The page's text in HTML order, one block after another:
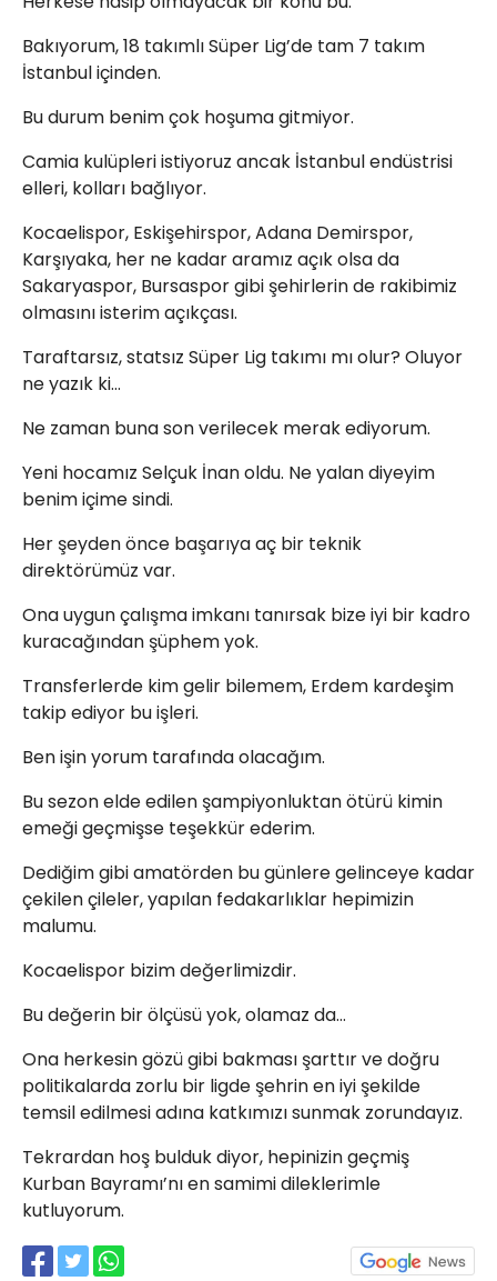
Bakıyorum, 18 takımlı Süper Lig’de tam 7 takım
İstanbul içinden.
Bu durum benim çok hoşuma gitmiyor.
Camia kulüpleri istiyoruz ancak İstanbul endüstrisi
elleri, kolları bağlıyor.
Kocaelispor, Eskişehirspor, Adana Demirspor,
Karşıyaka, her ne kadar aramız açık olsa da
Sakaryaspor, Bursaspor gibi şehirlerin de rakibimiz
olmasını isterim açıkçası.
Taraftarsız, statsız Süper Lig takımı mı olur? Oluyor
ne yazık ki…
Ne zaman buna son verilecek merak ediyorum.
Yeni hocamız Selçuk İnan oldu. Ne yalan diyeyim
benim içime sindi.
Her şeyden önce başarıya aç bir teknik
direktörümüz var.
Ona uygun çalışma imkanı tanırsak bize iyi bir kadro
kuracağından şüphem yok.
Transferlerde kim gelir bilemem, Erdem kardeşim
takip ediyor bu işleri.
Ben işin yorum tarafında olacağım.
Bu sezon elde edilen şampiyonluktan ötürü kimin
emeği geçmişse teşekkür ederim.
Dediğim gibi amatörden bu günlere gelinceye kadar
çekilen çileler, yapılan fedakarlıklar hepimizin
malumu.
Kocaelispor bizim değerlimizdir.
Bu değerin bir ölçüsü yok, olamaz da…
Ona herkesin gözü gibi bakması şarttır ve doğru
politikalarda zorlu bir ligde şehrin en iyi şekilde
temsil edilmesi adına katkımızı sunmak zorundayız.
Tekrardan hoş bulduk diyor, hepinizin geçmiş
Kurban Bayramı’nı en samimi dileklerimle
kutluyorum.